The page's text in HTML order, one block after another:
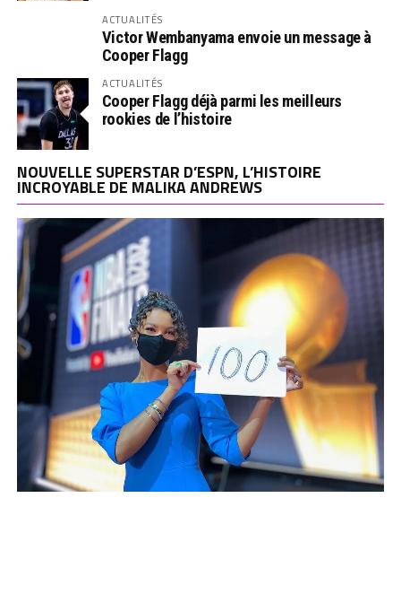
ACTUALITÉS
Victor Wembanyama envoie un message à
Cooper Flagg
ACTUALITÉS
Cooper Flagg déjà parmi les meilleurs
rookies de l’histoire
NOUVELLE SUPERSTAR D’ESPN, L’HISTOIRE
INCROYABLE DE MALIKA ANDREWS